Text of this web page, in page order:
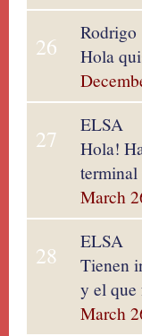
26
Rodrigo
Hola
27
ELSA
Hola!
terminal
March
28
ELSA
Tienen
y el que
March